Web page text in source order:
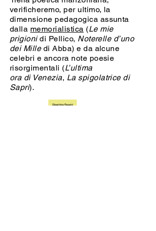
verificheremo, per ultimo, la
dimensione pedagogica assunta
dalla memorialistica (Le mie
prigionidi Pellico, Noterelle d’uno
dei Milledi Abba) e da alcune
celebri e ancora note poesie
risorgimentali (L’ultima
ora di Venezia, La spigolatrice di
Sapri).